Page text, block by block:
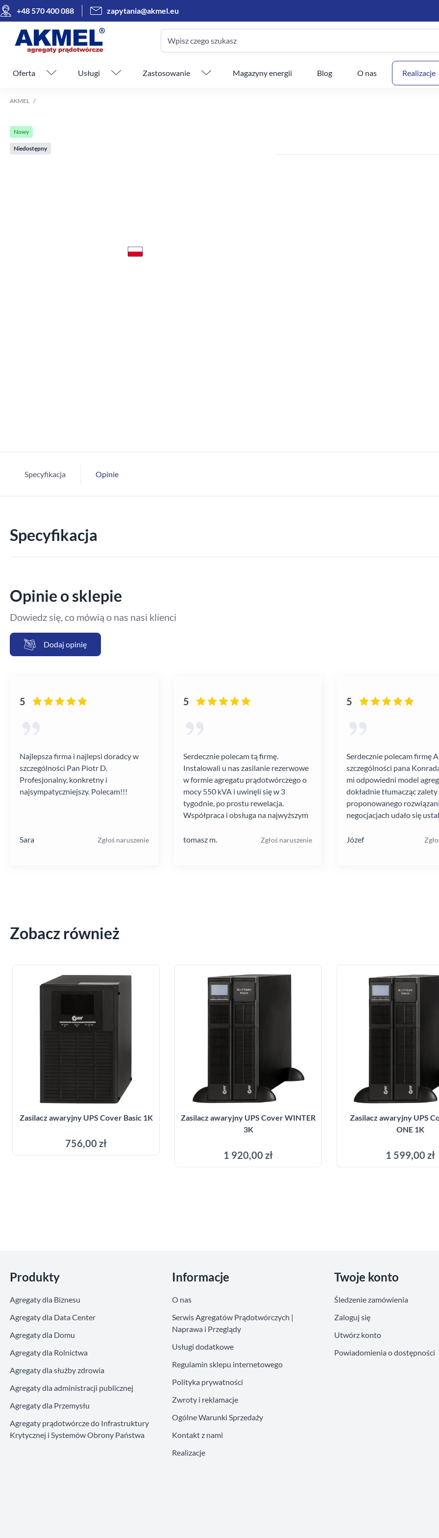
+48 570 400 088 zapytania@akmel.eu
Wpisz czego szukasz
Pomiń menu
Oferta Usługi Zastosowanie Magazyny energii Blog O nas Realizacje
AKMEL
Nowy
Niedostępny
Specyfikacja Opinie
Specyfikacja
Opinie o sklepie
Dowiedz się, co mówią o nas nasi klienci
Dodaj opinię
5
Najlepsza firma i najlepsi doradcy w
szczególności Pan Piotr D.
Profesjonalny, konkretny i
najsympatyczniejszy. Polecam!!!
Sara Zgłoś naruszenie
5
Serdecznie polecam tą firmę.
Instalowali u nas zasilanie rezerwowe
w formie agregatu prądotwórczego o
mocy 550 kVA i uwinęli się w 3
tygodnie, po prostu rewelacja.
Współpraca i obsługa na najwyższym
tomasz m.
Zgłoś naruszenie
5
Serdecznie polecam firmę
szczególności pana
mi odpowiedni model
dokładnie tłumacząc zalety
proponowanego
negocjacjach udało się
szybko i schludnie.
Józef
Zobacz również
Zasilacz awaryjny UPS Cover Basic 1K
756,00 zł
Zasilacz awaryjny UPS Cover WINTER
3K
1 920,00 zł
Zasilacz awaryjny UPS
ONE 1K
1 599,00 zł
Produkty
Agregaty dla Biznesu
Agregaty dla Data Center
Agregaty dla Domu
Agregaty dla Rolnictwa
Agregaty dla służby zdrowia
Agregaty dla administracji publicznej
Agregaty dla Przemysłu
Agregaty prądotwórcze do Infrastruktury
Krytycznej i Systemów Obrony Państwa
Informacje
O nas
Serwis Agregatów Prądotwórczych |
Naprawa i Przeglądy
Usługi dodatkowe
Regulamin sklepu internetowego
Polityka prywatności
Zwroty i reklamacje
Ogólne Warunki Sprzedaży
Kontakt z nami
Realizacje
Twoje konto
Śledzenie zamówienia
Zaloguj się
Utwórz konto
Powiadomienia o dostępności